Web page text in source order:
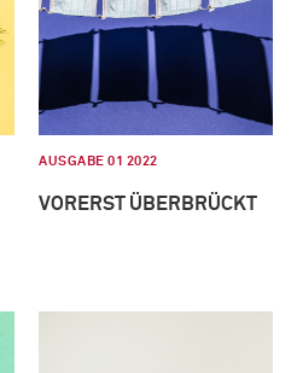
AUSGABE 01 2022
VORERST ÜBERBRÜCKT